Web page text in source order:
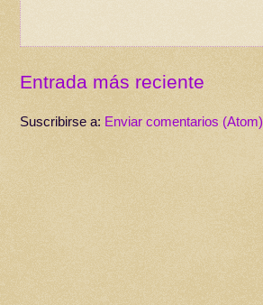
Entrada más reciente
Suscribirse a: Enviar comentarios (Atom)